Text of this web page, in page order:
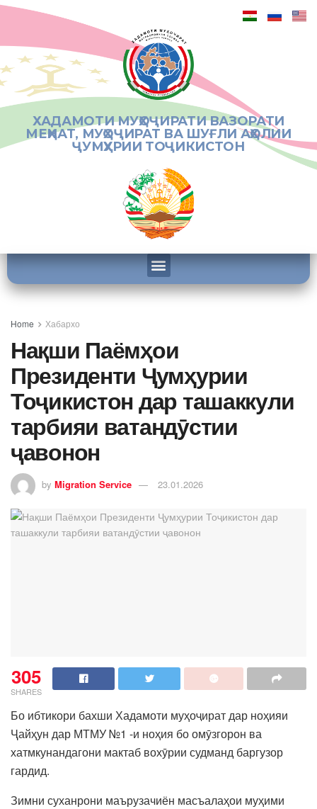
ХАДАМОТИ МУҲОҶИРАТИ ВАЗОРАТИ
МЕҲНАТ, МУҲОҶИРАТ ВА ШУҒЛИ АҲОЛИИ
ҶУМҲУРИИ ТОҶИКИСТОН
Home Хабархо
Нақши Паёмҳои
Президенти Ҷумҳурии
Тоҷикистон дар ташаккули
тарбияи ватандӯстии
ҷавонон
by Migration Service 23.01.2026
305
SHARES
Бо ибтикори бахши Хадамоти муҳоҷират дар ноҳияи
Ҷайҳун дар МТМУ №1 -и ноҳия бо омӯзгорон ва
хатмкунандагони мактаб вохӯрии судманд баргузор
гардид.
Зимни суханрони маърузачиён масъалаҳои муҳими